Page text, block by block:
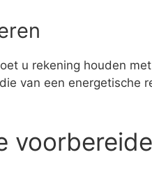
u rekening houden
van een energetische